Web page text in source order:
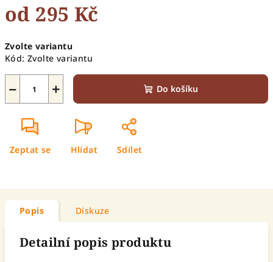
od 295 Kč
cena:
Zvolte variantu
Kód: Zvolte variantu
+
− Do košíku
Zeptat se Hlídat Sdílet
Popis Diskuze
Detailní popis produktu